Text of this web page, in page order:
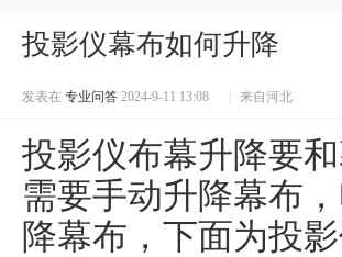
投影仪幕布如何升降
发表在 专业问答 2024-9-11 13:08 来自河北
投影仪布幕升降要
需要手动升降幕布
降幕布，下面为投